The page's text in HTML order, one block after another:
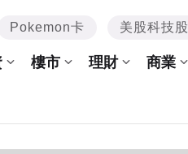
Pokemon卡 美股科技股
樓市 理財 商業